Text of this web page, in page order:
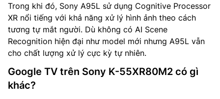
Trong khi đó, Sony A95L sử dụng Cognitive Processor
XR nổi tiếng với khả năng xử lý hình ảnh theo cách
tương tự mắt người. Dù không có AI Scene
Recognition hiện đại như model mới nhưng A95L vẫn
cho chất lượng xử lý cực kỳ tự nhiên.
Google TV trên Sony K-55XR80M2 có gì
khác?